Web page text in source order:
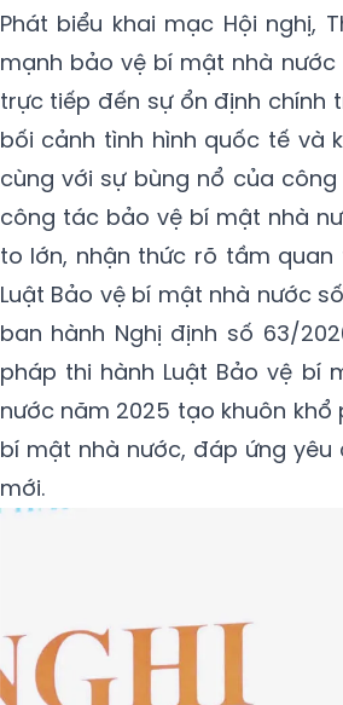
Phát biểu khai mạc Hội nghị,
mạnh bảo vệ bí mật nhà
trực tiếp đến sự ổn định chính
bối cảnh tình hình quốc tế và
cùng với sự bùng nổ của
công tác bảo vệ bí mật nhà
to lớn, nhận thức rõ tầm quan
Luật Bảo vệ bí mật nhà nước
ban hành Nghị định số 63/
pháp thi hành Luật Bảo vệ bí
nước năm 2025 tạo khuôn
bí mật nhà nước, đáp ứng
mới.